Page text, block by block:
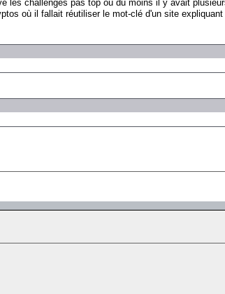
les challenges pas top ou du moins il y avait
où il fallait réutiliser le mot-clé d'un site